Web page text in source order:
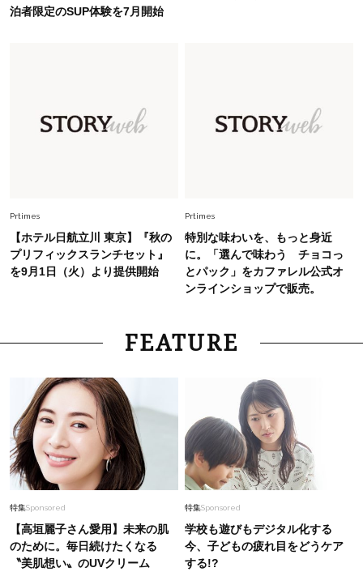
旬着こなし3選。地味見え回避のコツは「バッグ
Fashion
26年夏は「小ぶり」が大流行中！人と被らない
【最旬かごバッグ】6選
泊者限定のSUP体験を7月開始
Prtimes
【ホテル日航立川 東京】『秋の
プリフィックスランチセット』
を9月1日（火）より提供開始
Prtimes
特別な味わいを、もっと身近
に。「選んで味わう チョコっ
とパック」をカファレル公式オ
ンラインショップで販売。
FEATURE
特集Sponsored
【高垣麗子さん愛用】未来の肌
のために。毎日続けたくなる
〝美肌想い〟のUVクリーム
特集Sponsored
学校も遊びもデジタル化する
今、子どもの疲れ目をどうケア
する!?